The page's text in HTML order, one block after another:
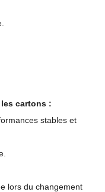
cartons :
stables et
lors du changement